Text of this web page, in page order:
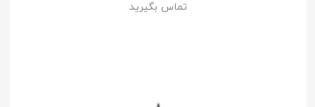
تماس بگیرید